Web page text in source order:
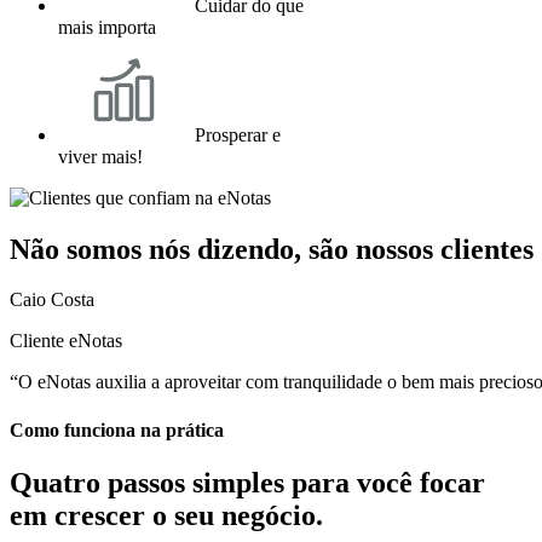
Cuidar do que
mais importa
Prosperar e
viver mais!